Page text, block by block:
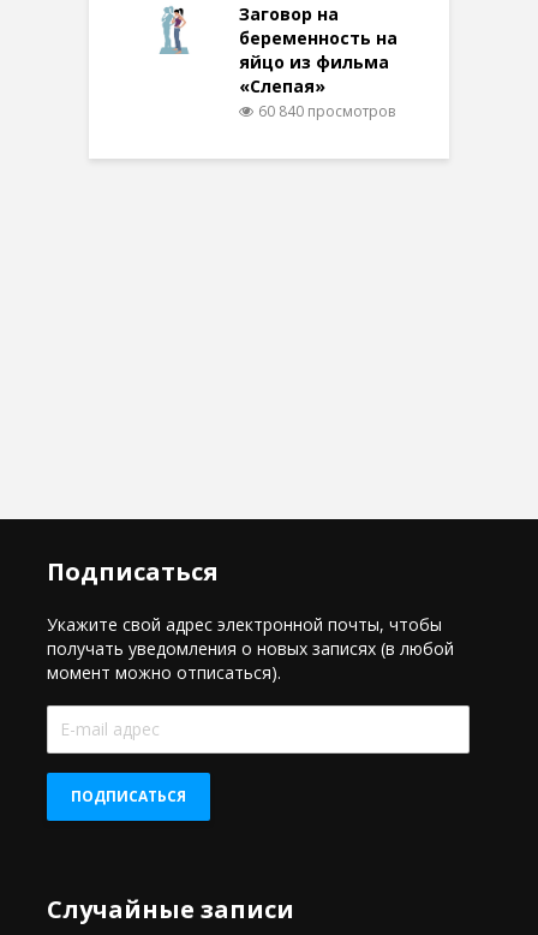
Заговор на
беременность на
яйцо из фильма
«Слепая»
60 840 просмотров
Подписаться
Укажите свой адрес электронной почты, чтобы
получать уведомления о новых записях (в любой
момент можно отписаться).
E-
mail
ПОДПИСАТЬСЯ
Случайные записи